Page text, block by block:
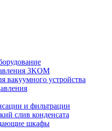
3KOM
вакуумного устройства
и фильтрации
слив конденсата
шкафы